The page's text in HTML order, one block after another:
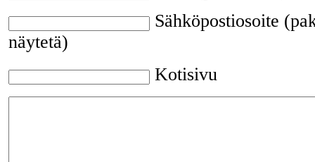
Sähköpostiosoite
näytetä)
Kotisivu